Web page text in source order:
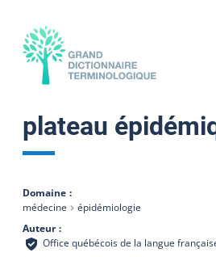
plateau
Domaine
médecine
épidémiologie
Auteur
Office québécois de la langue